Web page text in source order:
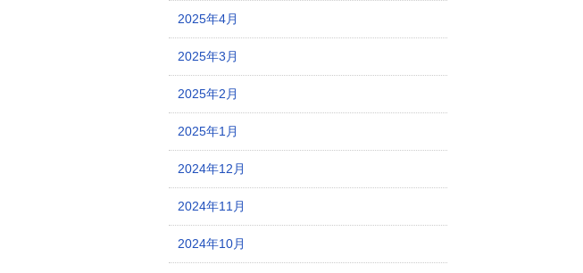
2025年4月
2025年3月
2025年2月
2025年1月
2024年12月
2024年11月
2024年10月